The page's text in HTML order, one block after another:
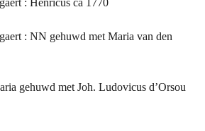
: Henricus ca 1770
: NN gehuwd met Maria van den
gehuwd met Joh. Ludovicus d’Orsou